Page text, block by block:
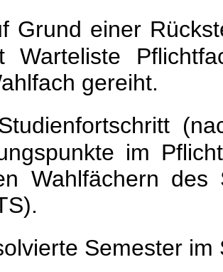
Grund einer
Warteliste
gereiht.
im
Wahlfächern des
Semester im